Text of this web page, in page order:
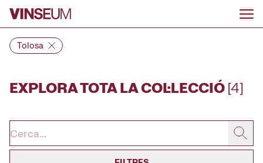
Anar al contingut
Tolosa
EXPLORA TOTA LA COL·LECCIÓ[4]